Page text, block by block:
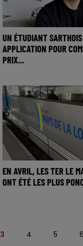
UN ÉTUDIANT
APPLICATION POUR
PRIX...
EN AVRIL, LES TER LE
ONT ÉTÉ LES PLUS
3 4 5 6